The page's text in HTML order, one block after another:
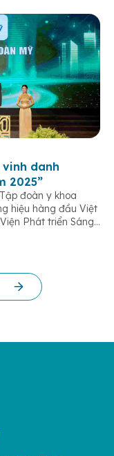
vinh danh
2025”
đoàn y khoa
hiệu hàng đầu Việt
Phát triển Sáng